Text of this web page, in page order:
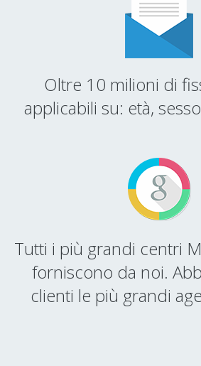
Oltre 10 milioni di
applicabili su: età,
Tutti i più grandi centri
forniscono da noi.
clienti le più grandi